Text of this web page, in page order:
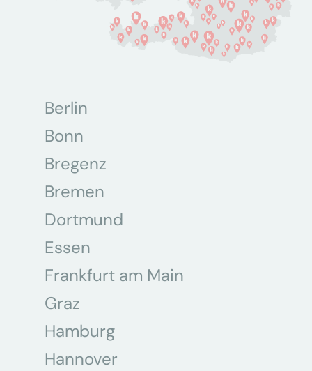
Berlin
Bonn
Bregenz
Bremen
Dortmund
Essen
Frankfurt am Main
Graz
Hamburg
Hannover